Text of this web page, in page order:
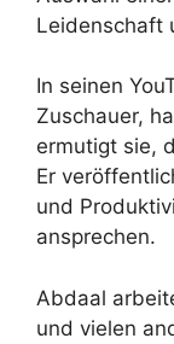
Leidenschaft
In seinen
Zuschauer,
ermutigt sie,
Er
und
ansprechen.
Abdaal
und vielen